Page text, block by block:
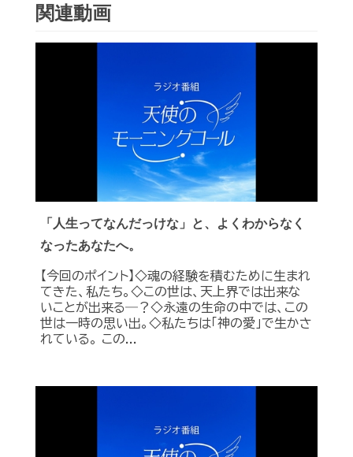
関連動画
「人生ってなんだっけな」と、よくわからなく
なったあなたへ。
【今回のポイント】◇魂の経験を積むために生まれ
てきた、私たち。◇この世は、天上界では出来な
いことが出来る―？◇永遠の生命の中では、この
世は一時の思い出。◇私たちは「神の愛」で生かさ
れている。 この...